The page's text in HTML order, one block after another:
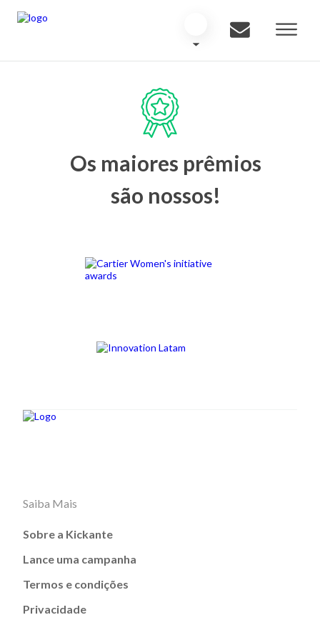
Os maiores prêmios
são nossos!
Saiba Mais
Sobre a Kickante
Lance uma campanha
Termos e condições
Privacidade